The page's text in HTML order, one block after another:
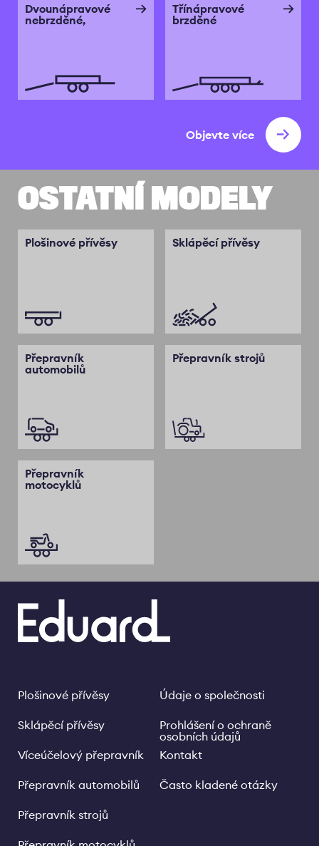
Dvounápravové
nebrzděné,
Třínápravové
brzděné
Objevte více
OSTATNÍ MODELY
Plošinové přívěsy Sklápěcí přívěsy
Přepravník
automobilů
Přepravník strojů
Přepravník
motocyklů
Footer
Plošinové přívěsy
Sklápěcí přívěsy
Víceúčelový přepravník
Přepravník automobilů
Přepravník strojů
Legal
Údaje o společnosti
Prohlášení o ochraně
osobních údajů
Kontakt
Často kladené otázky